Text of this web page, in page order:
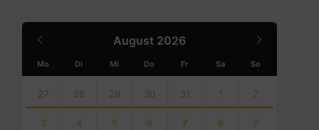
August 2026
Month
Mo Di Mi Do Fr Sa So
calendar
days
27 28 29 30 31 1 2
3 4 5 6 7 8 9